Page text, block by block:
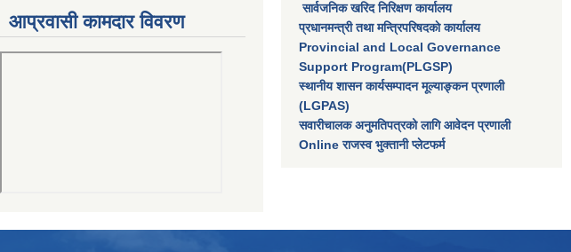
आप्रवासी कामदार विवरण
सार्वजनिक खरिद निरिक्षण कार्यालय
प्रधानमन्त्री तथा मन्त्रिपरिषदकाे कार्यालय
Provincial and Local Governance
Support Program(PLGSP)
स्थानीय शासन कार्यसम्पादन मूल्याङ्कन प्रणाली
(LGPAS)
सवारीचालक अनुमतिपत्रको लागि आवेदन प्रणाली
Online राजस्व भुक्तानी प्लेटफर्म